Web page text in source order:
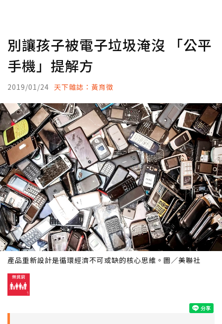
別讓孩子被電子垃圾淹沒 「公平
手機」提解方
2019/01/24 天下雜誌：黃育徵
產品重新設計是循環經濟不可或缺的核心思維。圖／美聯社